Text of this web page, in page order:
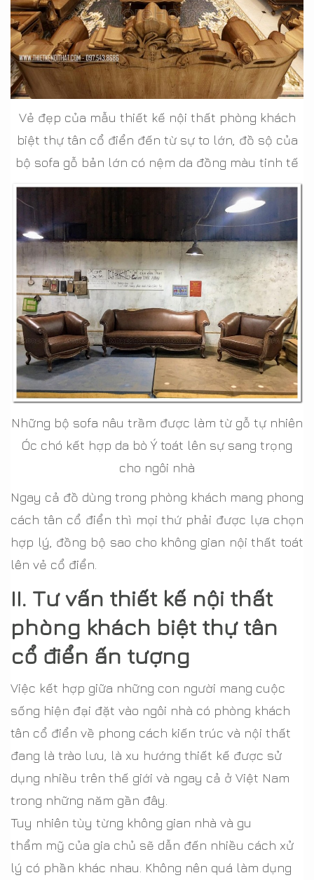
Vẻ đẹp của mẫu thiết kế nội thất phòng khách
biệt thự tân cổ điển đến từ sự to lớn, đồ sộ của
bộ sofa gỗ bản lớn có nệm da đồng màu tinh tế
Những bộ sofa nâu trầm được làm từ gỗ tự nhiên
Óc chó kết hợp da bò Ý toát lên sự sang trọng
cho ngôi nhà
Ngay cả đồ dùng trong phòng khách mang phong
cách tân cổ điển thì mọi thứ phải được lựa chọn
hợp lý, đồng bộ sao cho không gian nội thất toát
lên vẻ cổ điển.
II. Tư vấn thiết kế nội thất
phòng khách biệt thự tân
cổ điển ấn tượng
Việc kết hợp giữa những con người mang cuộc
sống hiện đại đặt vào ngôi nhà có phòng khách
tân cổ điển về phong cách kiến trúc và nội thất
đang là trào lưu, là xu hướng thiết kế được sử
dụng nhiều trên thế giới và ngay cả ở Việt Nam
trong những năm gần đây.
Tuy nhiên tùy từng không gian nhà và gu
thẩm mỹ của gia chủ sẽ dẫn đến nhiều cách xử
lý có phần khác nhau. Không nên quá làm dụng